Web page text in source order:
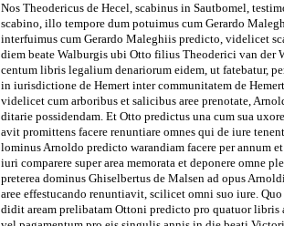
Nos Theodericus de Hecel, scabinus in Sautbomel,
scabino, illo tempore dum potuimus cum Gerardo
interfuimus cum Gerardo Maleghiis predicto, videlicet
diem beate Walburgis ubi Otto filius Theoderici van
centum libris legalium denariorum eidem, ut fatebatur,
in iurisdictione de Hemert inter communitatem de
videlicet cum arboribus et salicibus aree prenotate,
ditarie possidendam. Et Otto predictus una cum sua
avit promittens facere renuntiare omnes qui de iure
lominus Arnoldo predicto warandiam facere per annum
iuri comparere super area memorata et deponere omne
preterea dominus Ghiselbertus de Malsen ad opus
aree effestucando renuntiavit, scilicet omni suo iure.
didit aream prelibatam Ottoni predicto pro quatuor